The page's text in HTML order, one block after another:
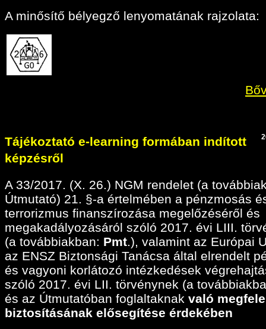
A minősítő bélyegző lenyomatának rajzolata:
Tájékoztató e-learning formában indított
képzésről
A 33/2017. (X. 26.) NGM rendelet (a
Útmutató) 21. §-a értelmében a pénzmosás
terrorizmus finanszírozása megelőzéséről és
megakadályozásáról szóló 2017. évi LIII.
(a továbbiakban: Pmt.), valamint az Európai
az ENSZ Biztonsági Tanácsa által elrendelt
és vagyoni korlátozó intézkedések
szóló 2017. évi LII. törvénynek (a
és az Útmutatóban foglaltaknak való
biztosításának elősegítése érdekében